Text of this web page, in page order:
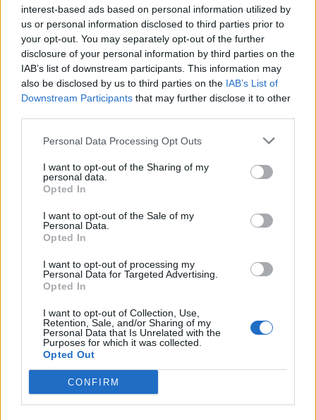
interest-based ads based on personal information utilized by
us or personal information disclosed to third parties prior to
your opt-out. You may separately opt-out of the further
disclosure of your personal information by third parties on the
IAB’s list of downstream participants. This information may
also be disclosed by us to third parties on the IAB’s List of
Downstream Participants that may further disclose it to other
Personal Data Processing Opt Outs
I want to opt-out of the Sharing of my
personal data.
Opted In
I want to opt-out of the Sale of my
Personal Data.
Opted In
I want to opt-out of processing my
Personal Data for Targeted Advertising.
Opted In
I want to opt-out of Collection, Use,
Retention, Sale, and/or Sharing of my
Personal Data that Is Unrelated with the
Purposes for which it was collected.
Opted Out
CONFIRM
Αθήνα: Πως ένα τελεσίγραφο τον έφτασε στο
σημείο να σκοτώσει την οικογένεια του